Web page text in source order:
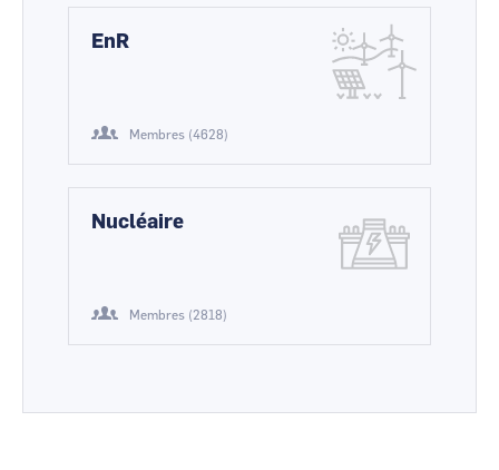
EnR
Membres (4628)
Nucléaire
Membres (2818)